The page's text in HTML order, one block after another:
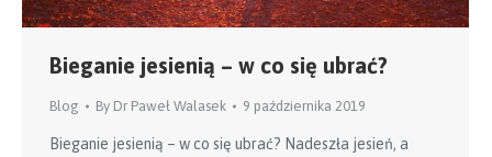
Bieganie jesienią – w co się ubrać?
Blog By Dr Paweł Walasek 9 października 2019
Bieganie jesienią – w co się ubrać? Nadeszła jesień, a